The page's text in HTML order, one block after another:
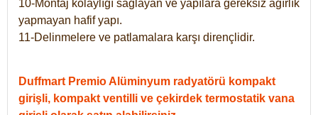
10-Montaj kolaylığı sağlayan ve yapılara gereksiz ağırlık
yapmayan hafif yapı.
11-Delinmelere ve patlamalara karşı dirençlidir.
Duffmart Premio Alüminyum radyatörü kompakt
girişli, kompakt ventilli ve çekirdek termostatik vana